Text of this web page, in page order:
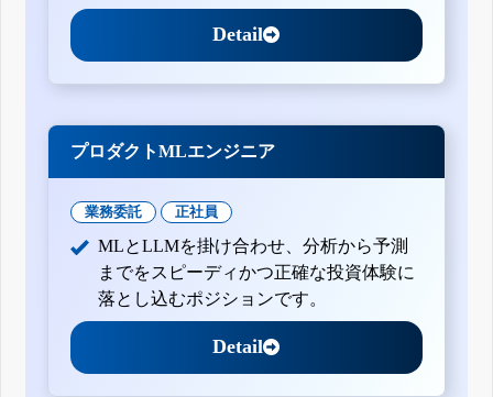
Detail
プロダクトMLエンジニア
業務委託 正社員
MLとLLMを掛け合わせ、分析から予測
までをスピーディかつ正確な投資体験に
落とし込むポジションです。
Detail